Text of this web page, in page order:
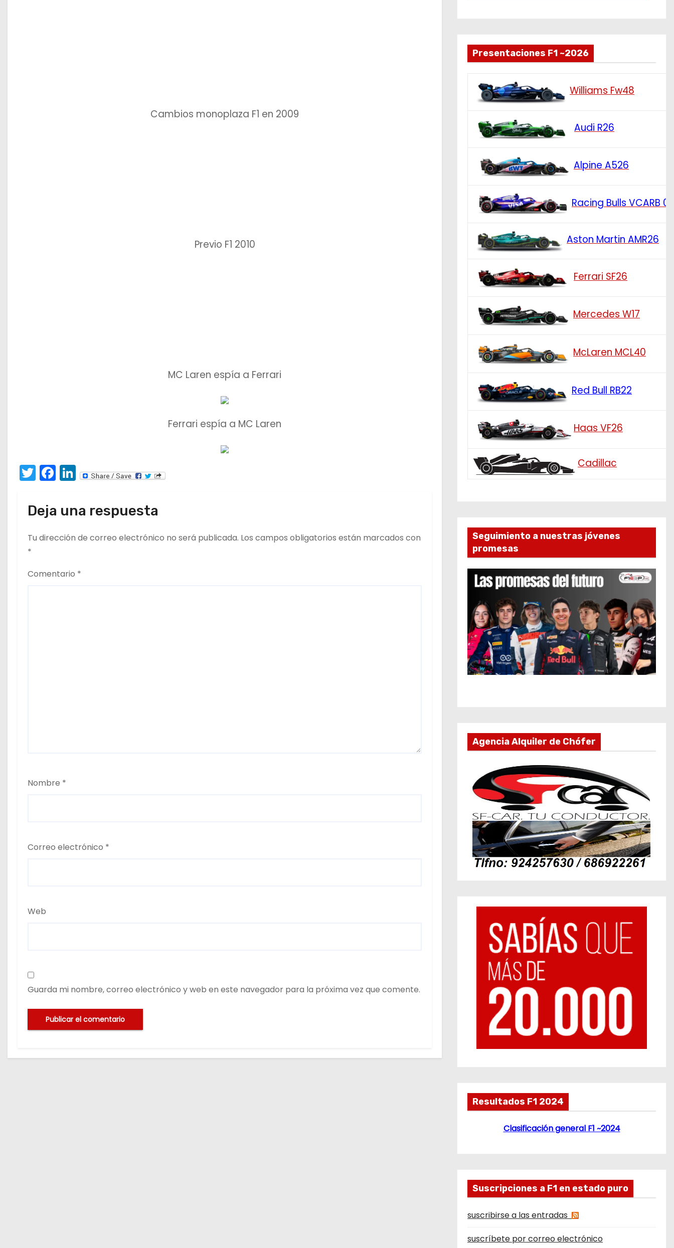
Cambios monoplaza F1 en 2009
Previo F1 2010
MC Laren espía a Ferrari
Ferrari espía a MC Laren
T
itt
er
F
c
e
b
o
Li
k
e
dI
Deja una respuesta
Tu dirección de correo electrónico no será publicada. Los campos obligatorios están marcados con
*
Comentario *
Nombre *
Correo electrónico *
Web
Guarda mi nombre, correo electrónico y web en este navegador para la próxima vez que comente.
Presentaciones F1 ~2026
Williams Fw48
Audi R26
Alpine A526
Racing Bulls VCARB 03
Aston Martin AMR26
Ferrari SF26
Mercedes W17
McLaren MCL40
Red Bull RB22
Haas VF26
Cadillac
Seguimiento a nuestras jóvenes
promesas
Agencia Alquiler de Chófer
Resultados F1 2024
Clasificación general F1 ~2024
Suscripciones a F1 en estado puro
suscribirse a las entradas
suscríbete por correo electrónico